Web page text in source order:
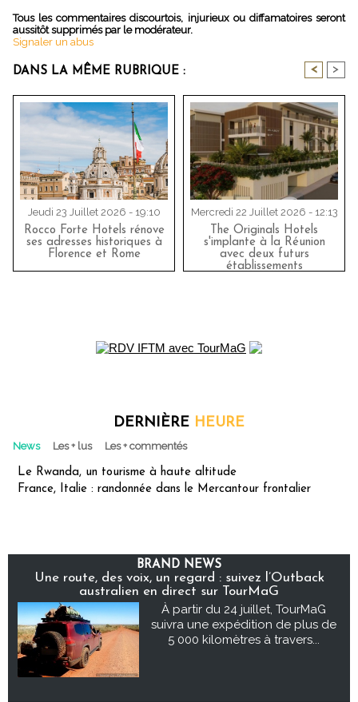
Tous les commentaires discourtois, injurieux ou diffamatoires seront
aussitôt supprimés par le modérateur.
Signaler un abus
DANS LA MÊME RUBRIQUE : < >
Jeudi 23 Juillet 2026 - 19:10
Rocco Forte Hotels rénove
ses adresses historiques à
Florence et Rome
Mercredi 22 Juillet 2026 - 12:13
The Originals Hotels
s'implante à la Réunion
avec deux futurs
établissements
DERNIÈRE HEURE
News Les + lus Les + commentés
Le Rwanda, un tourisme à haute altitude
France, Italie : randonnée dans le Mercantour frontalier
BRAND NEWS
Une route, des voix, un regard : suivez l’Outback
australien en direct sur TourMaG
À partir du 24 juillet, TourMaG
suivra une expédition de plus de
5 000 kilomètres à travers...